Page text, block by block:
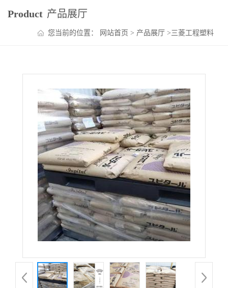
Product 产品展厅
您当前的位置： 网站首页 > 产品展厅 >三菱工程塑料